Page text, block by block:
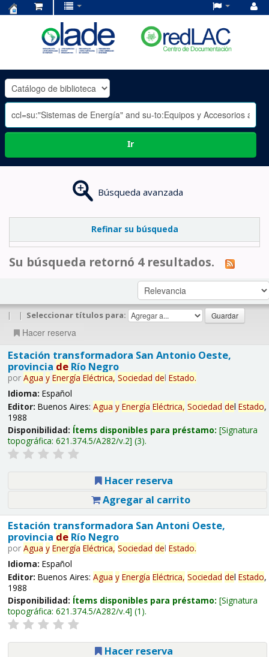
OLADE
-
Ir
Búsqueda avanzada
Refinar su búsqueda
Su búsqueda retornó 4 resultados.
| | Seleccionar títulos para:
Hacer reserva
Estación transformadora San Antonio Oeste,
provincia deRío Negro
por Agua y Energía Eléctrica, Sociedad del Estado.
Idioma: Español
Editor: Buenos Aires: Agua y Energía Eléctrica, Sociedad del Estado,
1988
Disponibilidad: Ítems disponibles para préstamo: Signatura
topográfica: 621.374.5/A282/v.2 (3).
Hacer reserva
Agregar al carrito
Estación transformadora San Antoni Oeste,
provincia deRío Negro
por Agua y Energía Eléctrica, Sociedad del Estado.
Idioma: Español
Editor: Buenos Aires: Agua y Energía Eléctrica, Sociedad del Estado,
1988
Disponibilidad: Ítems disponibles para préstamo: Signatura
topográfica: 621.374.5/A282/v.4 (1).
Hacer reserva